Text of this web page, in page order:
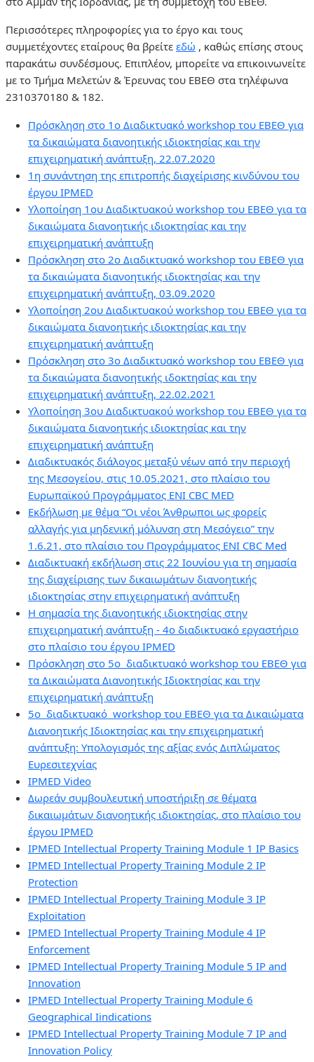
Περισσότερες πληροφορίες για το έργο και τους
συμμετέχοντες εταίρους θα βρείτε εδώ , καθώς επίσης στους
παρακάτω συνδέσμους. Επιπλέον, μπορείτε να επικοινωνείτε
με το Τμήμα Μελετών & Έρευνας του ΕΒΕΘ στα τηλέφωνα
2310370180 & 182.
Πρόσκληση στο 1ο Διαδικτυακό workshop του ΕΒΕΘ για
τα δικαιώματα διανοητικής ιδιοκτησίας και την
επιχειρηματική ανάπτυξη, 22.07.2020
1η συνάντηση της επιτροπής διαχείρισης κινδύνου του
έργου IPMED
Υλοποίηση 1ου Διαδικτυακού workshop του ΕΒΕΘ για τα
δικαιώματα διανοητικής ιδιοκτησίας και την
επιχειρηματική ανάπτυξη
Πρόσκληση στο 2ο Διαδικτυακό workshop του ΕΒΕΘ για
τα δικαιώματα διανοητικής ιδιοκτησίας και την
επιχειρηματική ανάπτυξη, 03.09.2020
Υλοποίηση 2ου Διαδικτυακού workshop του ΕΒΕΘ για τα
δικαιώματα διανοητικής ιδιοκτησίας και την
επιχειρηματική ανάπτυξη
Πρόσκληση στο 3ο Διαδικτυακό workshop του ΕΒΕΘ για
τα δικαιώματα διανοητικής ιδοκτησίας και την
επιχειρηματική ανάπτυξη, 22.02.2021
Υλοποίηση 3ου Διαδικτυακού workshop του ΕΒΕΘ για τα
δικαιώματα διανοητικής ιδιοκτησίας και την
επιχειρηματική ανάπτυξη
Διαδικτυακός διάλογος μεταξύ νέων από την περιοχή
της Μεσογείου, στις 10.05.2021, στο πλαίσιο του
Ευρωπαϊκού Προγράμματος ENI CBC MED
Εκδήλωση με θέμα “Οι νέοι Άνθρωποι ως φορείς
αλλαγής για μηδενική μόλυνση στη Μεσόγειο” την
1.6.21, στο πλαίσιο του Προγράμματος ENI CBC Med
Διαδικτυακή εκδήλωση στις 22 Ιουνίου για τη σημασία
της διαχείρισης των δικαιωμάτων διανοητικής
ιδιοκτησίας στην επιχειρηματική ανάπτυξη
Η σημασία της διανοητικής ιδιοκτησίας στην
επιχειρηματική ανάπτυξη - 4ο διαδικτυακό εργαστήριο
στο πλαίσιο του έργου IPMED
Πρόσκληση στο 5ο διαδικτυακό workshop του ΕΒΕΘ για
τα Δικαιώματα Διανοητικής Ιδιοκτησίας και την
επιχειρηματική ανάπτυξη
5ο διαδικτυακό workshop του ΕΒΕΘ για τα Δικαιώματα
Διανοητικής Ιδιοκτησίας και την επιχειρηματική
ανάπτυξη: Υπολογισμός της αξίας ενός Διπλώματος
Ευρεσιτεχνίας
IPMED Video
Δωρεάν συμβουλευτική υποστήριξη σε θέματα
δικαιωμάτων διανοητικής ιδιοκτησίας, στο πλαίσιο του
έργου IPMED
IPMED Intellectual Property Training Module 1 IP Basics
IPMED Intellectual Property Training Module 2 IP
Protection
IPMED Intellectual Property Training Module 3 IP
Exploitation
IPMED Intellectual Property Training Module 4 IP
Enforcement
IPMED Intellectual Property Training Module 5 IP and
Innovation
IPMED Intellectual Property Training Module 6
Geographical Iindications
IPMED Intellectual Property Training Module 7 IP and
Innovation Policy